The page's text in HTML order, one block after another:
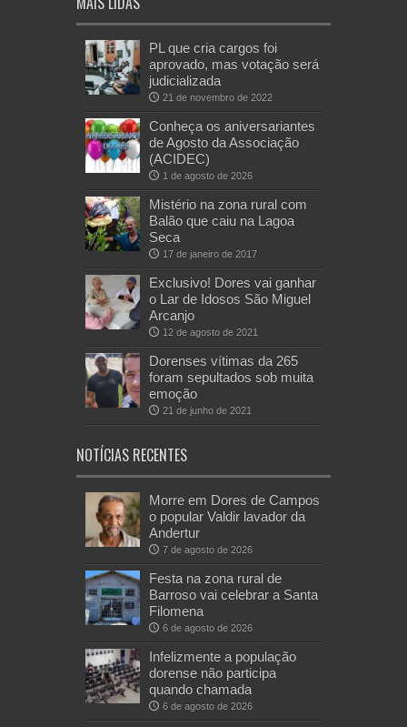
PL que cria cargos foi
aprovado, mas votação será
judicializada
21 de novembro de 2022
Conheça os aniversariantes
de Agosto da Associação
(ACIDEC)
1 de agosto de 2026
Mistério na zona rural com
Balão que caiu na Lagoa
Seca
17 de janeiro de 2017
Exclusivo! Dores vai ganhar
o Lar de Idosos São Miguel
Arcanjo
12 de agosto de 2021
Dorenses vítimas da 265
foram sepultados sob muita
emoção
21 de junho de 2021
NOTÍCIAS RECENTES
Morre em Dores de Campos
o popular Valdir lavador da
Andertur
7 de agosto de 2026
Festa na zona rural de
Barroso vai celebrar a Santa
Filomena
6 de agosto de 2026
Infelizmente a população
dorense não participa
quando chamada
6 de agosto de 2026